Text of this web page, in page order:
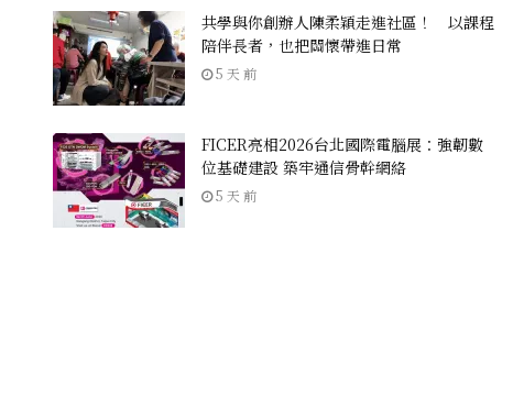
共學與你創辦人陳柔穎走進社區！ 以課程
陪伴長者，也把關懷帶進日常
5 天 前
FICER亮相2026台北國際電腦展：強韌數
位基礎建設 築牢通信骨幹網絡
5 天 前